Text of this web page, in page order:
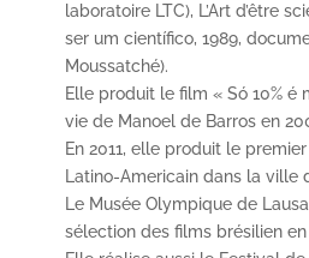
laboratoire LTC), L’Art d’être
ser um científico, 1989,
Moussatché).
Elle produit le film « Só 10% é
vie de Manoel de Barros en
En 2011, elle produit le
Latino-Americain dans la ville
Le Musée Olympique de
sélection des films brésilien en